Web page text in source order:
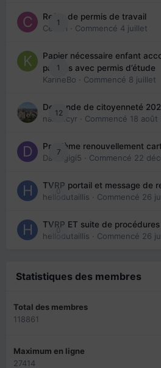
1
Refus de permis de travail
Cedbri · Commencé 4 juillet
1
Papier nécessaire enfant
parents avec permis d’étude
KarineBo · Commencé 8 juillet
12
Demande de citoyenneté
nanancyr · Commencé 18 août
7
Problème renouvellement
Davidgigi5 · Commencé 22
0
TVRP portail et message de
hellodutaillis · Commencé 26
0
TVRP ET suite de procédures
hellodutaillis · Commencé 26
Statistiques des membres
Total des membres
118861
Maximum en ligne
27414